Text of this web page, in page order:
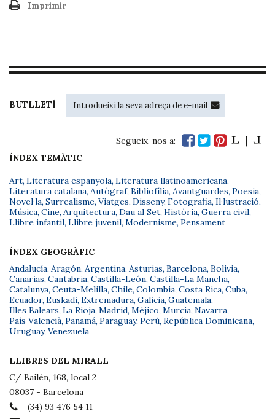
Imprimir
BUTLLETÍ
Segueix-nos a:
ÍNDEX TEMÀTIC
Art, Literatura espanyola, Literatura llatinoamericana,
Literatura catalana, Autògraf, Bibliofília, Avantguardes, Poesia,
Novel·la, Surrealisme, Viatges, Disseny, Fotografia, Il·lustració,
Música, Cine, Arquitectura, Dau al Set, Història, Guerra civil,
Llibre infantil, Llibre juvenil, Modernisme, Pensament
ÍNDEX GEOGRÀFIC
Andalucía, Aragón, Argentina, Asturias, Barcelona, Bolivia,
Canarias, Cantabria, Castilla-León, Castilla-La Mancha,
Catalunya, Ceuta-Melilla, Chile, Colombia, Costa Rica, Cuba,
Ecuador, Euskadi, Extremadura, Galicia, Guatemala,
Illes Balears, La Rioja, Madrid, Méjico, Murcia, Navarra,
País Valencià, Panamá, Paraguay, Perú, República Dominicana,
Uruguay, Venezuela
LLIBRES DEL MIRALL
C/ Bailèn, 168, local 2
08037 - Barcelona
(34) 93 476 54 11